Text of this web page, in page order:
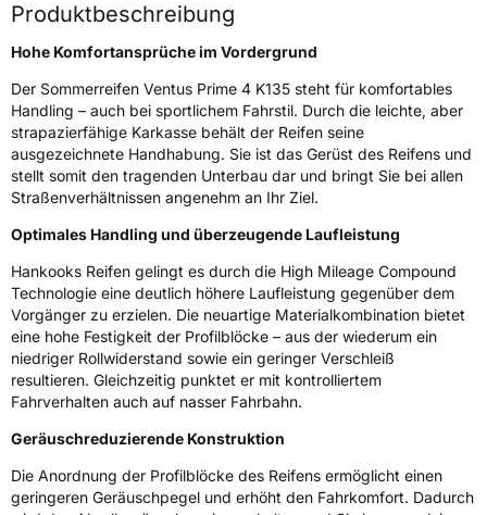
3PMSF / Schneeflockensymbol / Alpine-Symbol
Allgemeine Produktsicherheit (GPSR)
HerstellerkontaktHankook Tire Europe GmbH, Siemensstr. 14
D-63263 Neu-Isenburg Deutschland,
technik@hankookreifen.de
Produktbeschreibung
Hohe Komfortansprüche im Vordergrund
Der Sommerreifen Ventus Prime 4 K135 steht für komfortables
Handling – auch bei sportlichem Fahrstil. Durch die leichte, aber
strapazierfähige Karkasse behält der Reifen seine
ausgezeichnete Handhabung. Sie ist das Gerüst des Reifens und
stellt somit den tragenden Unterbau dar und bringt Sie bei allen
Straßenverhältnissen angenehm an Ihr Ziel.
Optimales Handling und überzeugende Laufleistung
Hankooks Reifen gelingt es durch die High Mileage Compound
Technologie eine deutlich höhere Laufleistung gegenüber dem
Vorgänger zu erzielen. Die neuartige Materialkombination bietet
eine hohe Festigkeit der Profilblöcke – aus der wiederum ein
niedriger Rollwiderstand sowie ein geringer Verschleiß
resultieren. Gleichzeitig punktet er mit kontrolliertem
Fahrverhalten auch auf nasser Fahrbahn.
Geräuschreduzierende Konstruktion
Die Anordnung der Profilblöcke des Reifens ermöglicht einen
geringeren Geräuschpegel und erhöht den Fahrkomfort. Dadurch